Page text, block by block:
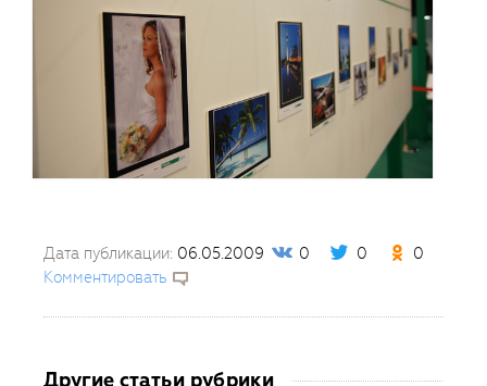
Дата публикации: 06.05.2009 0 0
0
Комментировать
Другие статьи рубрики